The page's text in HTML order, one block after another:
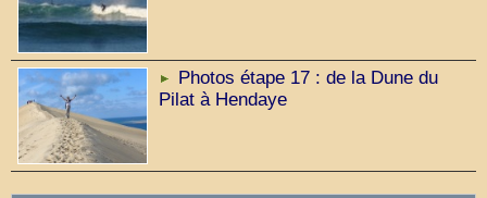
Photos étape 17 : de la Dune du
Pilat à Hendaye